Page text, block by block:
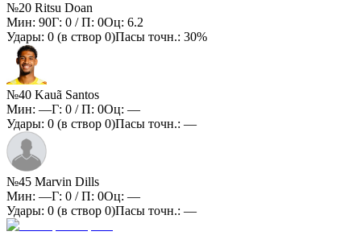
№20 Ritsu Doan
Мин: 90Г: 0 / П: 0Оц: 6.2
Удары: 0 (в створ 0)Пасы точн.: 30%
№40 Kauã Santos
Мин: —Г: 0 / П: 0Оц: —
Удары: 0 (в створ 0)Пасы точн.: —
№45 Marvin Dills
Мин: —Г: 0 / П: 0Оц: —
Удары: 0 (в створ 0)Пасы точн.: —